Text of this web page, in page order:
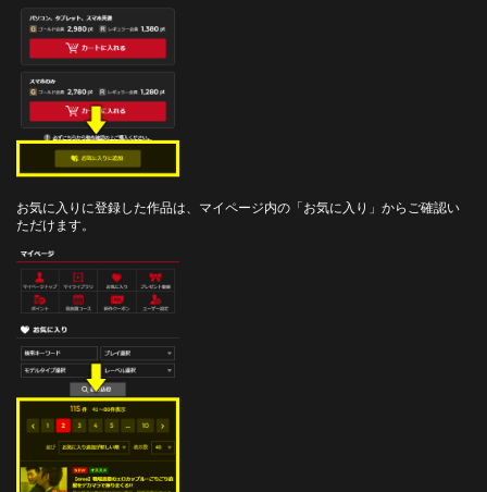
お気に入りに登録した作品は、マイページ内の「お気に入り」からご確認い
ただけます。